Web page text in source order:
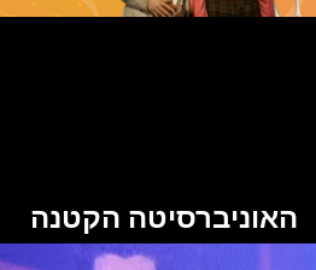
האוניברסיטה הקטנה